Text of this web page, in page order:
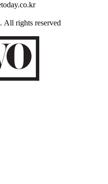
. All rights reserved